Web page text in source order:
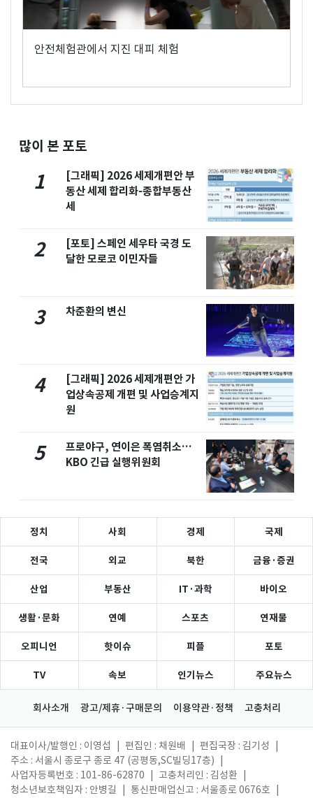
안전체험관에서 지진 대피 체험
많이 본 포토
1
[그래픽] 2026 세제개편안 부
동산 세제 합리화-종합부동산
세
2
[포토] 스페인 세우타 국경 도
달한 모로코 이민자들
3 차준환의 변신
4
[그래픽] 2026 세제개편안 가
업상속공제 개편 및 사업승계지
원
5
프로야구, 연이은 폭염취소…
KBO 긴급 실행위원회
정치 사회 경제 국제
전국 외교 북한 금융·증권
산업 부동산 IT·과학 바이오
생활·문화 연예 스포츠 연재물
오피니언 핫이슈 피플 포토
TV 속보 인기뉴스 주요뉴스
회사소개 광고/제휴·구매문의 이용약관·정책 고충처리
대표이사/발행인 : 이영섭 편집인 : 채원배 편집국장 : 김기성
주소 : 서울시 종로구 종로 47 (공평동,SC빌딩17층)
사업자등록번호 : 101-86-62870
고충처리인 : 김성환
청소년보호책임자 : 안병길
통신판매업신고 : 서울종로 0676호